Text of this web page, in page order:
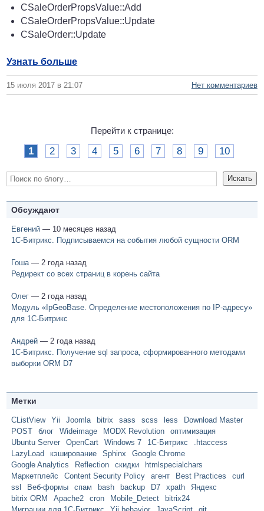
CSaleOrderPropsValue::Add
CSaleOrderPropsValue::Update
CSaleOrder::Update
Узнать больше
15 июля 2017 в 21:07 Нет комментариев
Перейти к странице:
1 2 3 4 5 6 7 8 9 10
Обсуждают
Евгений — 10 месяцев назад
1С-Битрикс. Подписываемся на события любой сущности ORM
Гоша— 2 года назад
Редирект со всех страниц в корень сайта
Олег — 2 года назад
Модуль «IpGeoBase. Определение местоположения по IP-адресу»
для 1C-Битрикс
Андрей — 2 года назад
1С-Битрикс. Получение sql запроса, сформированного методами
выборки ORM D7
Метки
CListView Yii Joomla bitrix sass scss less
Download Master
POST
блог Wideimage MODX Revolution
оптимизация
Ubuntu Server
OpenCart Windows 7 1С-Битрикс
.htaccess
LazyLoad
кэширование Sphinx
Google Chrome
Google Analytics
Reflection скидки
htmlspecialchars
Маркетплейс
Content Security Policy агент Best Practices
curl
ssl
Веб-формы спам bash backup D7 xpath
Яндекс
bitrix ORM
Apache2 cron Mobile_Detect
bitrix24